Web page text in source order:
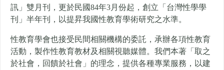
訊」雙月刊，更於民國84年3月份起，創立「台灣性學學
刊」半年刊，以提昇我國性教育學術研究之水準。
性教育學會也接受民間相關機構的委託，承辦各項性教育
活動，製作性教育教材及相關視聽媒體。我們本著「取之
於社會，回饋於社會」的理念，提供各種專業服務，以建